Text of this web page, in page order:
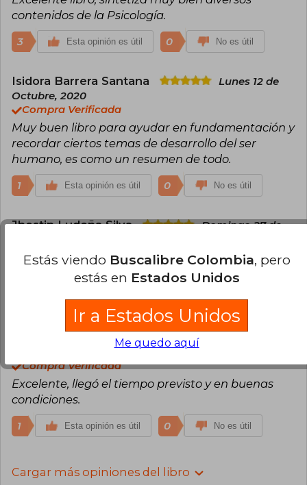
contenidos de la Psicología.
3 Esta opinión es útil 0 No es útil
Isidora Barrera Santana
Lunes 12 de
Octubre, 2020
Compra Verificada
Muy buen libro para ayudar en fundamentación y
recordar ciertos temas de desarrollo del ser
humano, es como un resumen de todo.
1 Esta opinión es útil 0 No es útil
Jhostin Ludeña Silva
Domingo 27 de
Compra Verificada
Esta opinión es útil 0 No es útil
Joceline Quiñonez
Miércoles 06 de
Compra Verificada
Excelente, llegó el tiempo previsto y en buenas
condiciones.
1 Esta opinión es útil 0 No es útil
Cargar más opiniones del libro
Estás viendo Buscalibre Colombia, pero
estás en Estados Unidos
Ir a Estados Unidos
Me quedo aquí